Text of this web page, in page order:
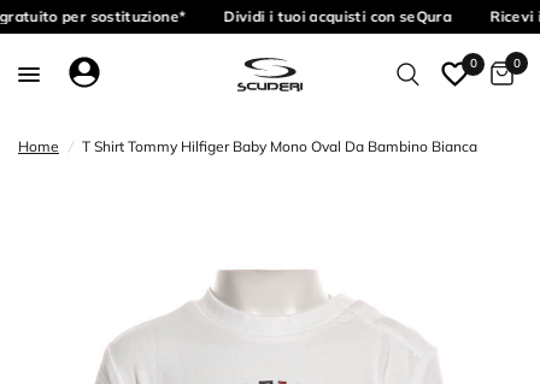
per sostituzione* Dividi i tuoi acquisti con seQura Ricevi
0 0
Home / T Shirt Tommy Hilfiger Baby Mono Oval Da Bambino Bianca